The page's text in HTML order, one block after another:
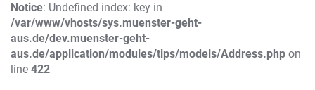
Notice: Undefined index: key in
/var/www/vhosts/sys.muenster-geht-
aus.de/dev.muenster-geht-
aus.de/application/modules/tips/models/Address.php on
line 422